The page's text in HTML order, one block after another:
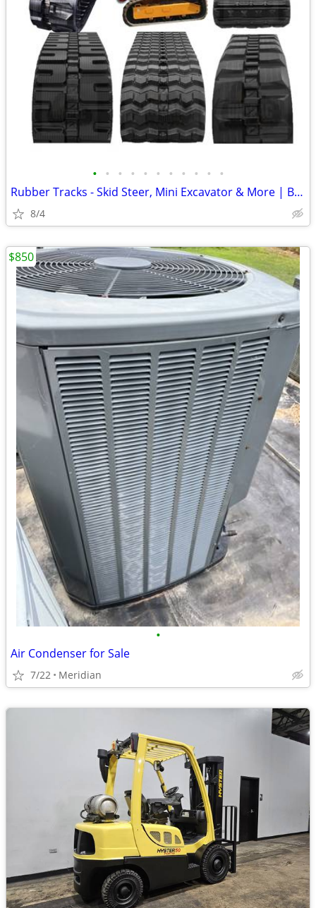
• • • • • • • • • • •
Rubber Tracks - Skid Steer, Mini Excavator & More | Best Prices
8/4
•
Air Condenser for Sale
7/22 Meridian
$850